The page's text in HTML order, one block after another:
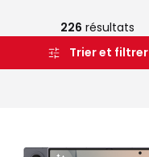
226 résultats
Trier et filtrer